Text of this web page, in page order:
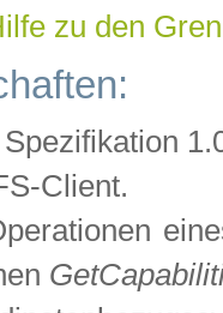
zu den
Client.